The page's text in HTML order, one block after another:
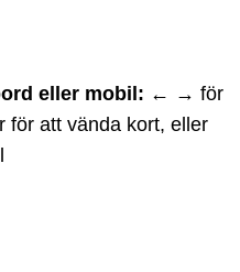
eller mobil: ← → för
för att vända kort, eller